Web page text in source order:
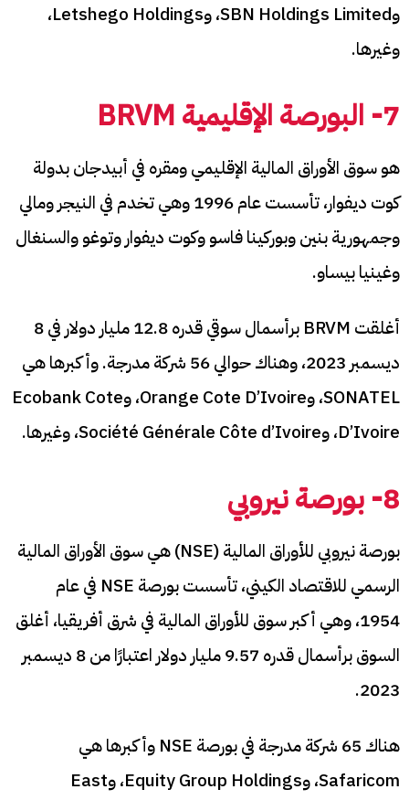
وSBN Holdings Limited، وLetshego Holdings،
وغيرها.
7- البورصة الإقليمية BRVM
هو سوق الأوراق المالية الإقليمي ومقره في أبيدجان بدولة
كوت ديفوار، تأسست عام 1996 وهي تخدم في النيجر ومالي
وجمهورية بنين وبوركينا فاسو وكوت ديفوار وتوغو والسنغال
وغينيا بيساو.
أغلقت BRVM برأسمال سوقي قدره 12.8 مليار دولار في 8
ديسمبر 2023، وهناك حوالي 56 شركة مدرجة. وأكبرها هي
SONATEL، وOrange Cote D’Ivoire، وEcobank Cote
D’Ivoire، وSociété Générale Côte d’Ivoire، وغيرها.
8- بورصة نيروبي
بورصة نيروبي للأوراق المالية (NSE) هي سوق الأوراق المالية
الرسمي للاقتصاد الكيني، تأسست بورصة NSE في عام
1954، وهي أكبر سوق للأوراق المالية في شرق أفريقيا، أغلق
السوق برأسمال قدره 9.57 مليار دولار اعتبارًا من 8 ديسمبر
2023.
هناك 65 شركة مدرجة في بورصة NSE وأكبرها هي
Safaricom، وEquity Group Holdings، وEast